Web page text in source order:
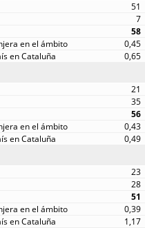
51
7
58
0,45
0,65
21
35
56
0,43
0,49
23
28
51
0,39
1,17